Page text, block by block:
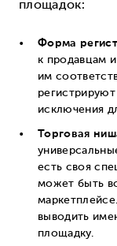
площадок:
Форма
к продавцам
им
исключения
Торговая
есть своя
может быть
выводить
площадку.